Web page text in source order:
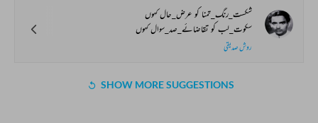
شکست_رنگ_تمنا کو عرض_حال کہوں
سکوت_لب کو تقاضائے_صد_سوال کہوں
روش صدیقی
SHOW MORE SUGGESTIONS